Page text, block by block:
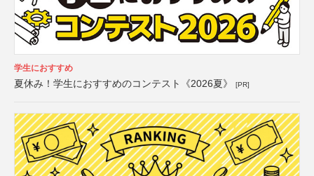
学生におすすめ
夏休み！学生におすすめのコンテスト《2026夏》 [PR]